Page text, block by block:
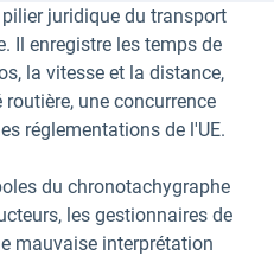
juridique du transport
Il enregistre les temps de
la vitesse et la distance,
une concurrence
réglementations de l'UE.
du chronotachygraphe
les gestionnaires de
mauvaise interprétation